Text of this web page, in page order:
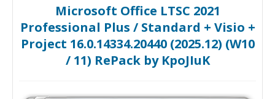
Microsoft Office LTSC 2021
Professional Plus / Standard + Visio +
Project 16.0.14334.20440 (2025.12) (W10
/ 11) RePack by KpoJIuK